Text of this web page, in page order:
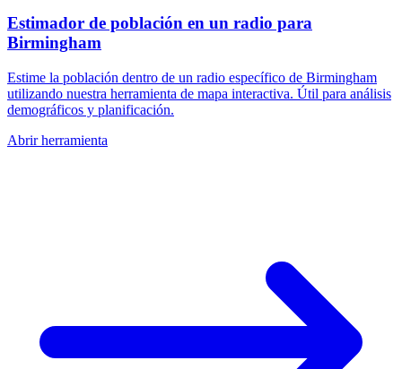
Estimador de población en un radio para
Birmingham
Estime la población dentro de un radio específico de Birmingham
utilizando nuestra herramienta de mapa interactiva. Útil para análisis
demográficos y planificación.
Abrir herramienta